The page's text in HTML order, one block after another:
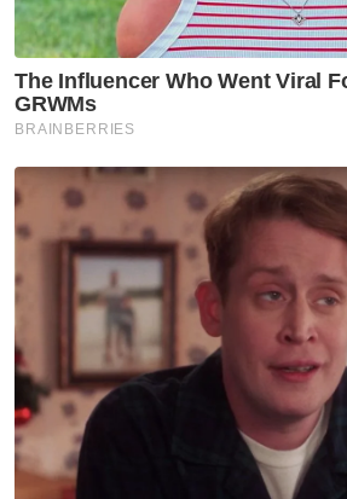
Berita Telus & Tulus menerusi
hari!
“Misalnya Jepun dan Korea
mempunyai kelompok
23 tahun ke bawah dalam
"Bersedia bila-bila masa untuk
dalam skuad senior,” katanya.
Sebagai pelan jangka
pembangunan akar umbi di